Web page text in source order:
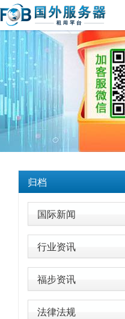
归档
国际新闻
行业资讯
福步资讯
法律法规